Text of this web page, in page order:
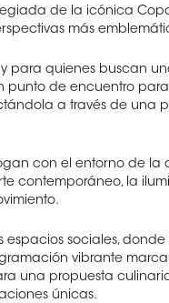
de la icónica
más
para quienes buscan
punto de encuentro
a través de una
con el entorno de la
contemporáneo, la
espacios sociales,
vibrante
una propuesta
únicas.